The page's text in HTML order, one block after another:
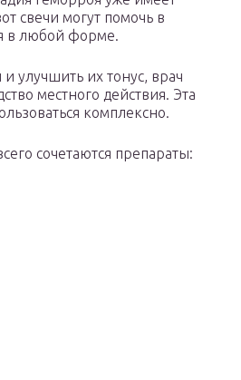
свечи могут помочь в
в любой форме.
улучшить их тонус, врач
местного действия. Эта
комплексно.
сочетаются препараты: